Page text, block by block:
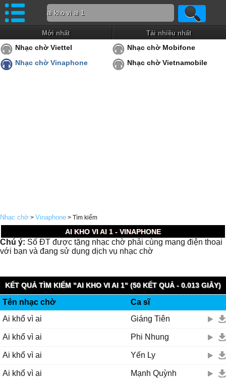
Mới nhất Tải nhiều nhất
Nhạc chờ Viettel
Nhạc chờ Mobifone
Nhạc chờ Vinaphone
Nhạc chờ Vietnamobile
Nhạc chờ > Vinaphone > Tìm kiếm
AI KHO VI AI 1 - VINAPHONE
Chú ý: Số ĐT được tặng nhạc chờ phải cùng mạng điện thoại
với bạn và đang sử dụng dịch vụ nhạc chờ
KẾT QUẢ TÌM KIẾM "AI KHO VI AI 1" (50 KẾT QUẢ - 0.013 GIÂY)
Tên nhạc chờ
Ca sĩ
Ai khổ vì ai
Giáng Tiên
Ai khổ vì ai Phi Nhung
Ai khổ vì ai Yến Ly
Ai khổ vì ai Mạnh Quỳnh